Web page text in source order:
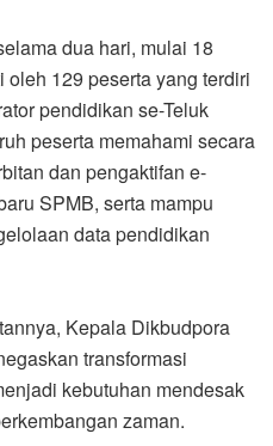
dua hari, mulai 18
129 peserta yang terdiri
pendidikan se-Teluk
peserta memahami secara
dan pengaktifan e-
SPMB, serta mampu
data pendidikan
Kepala Dikbudpora
transformasi
kebutuhan mendesak
zaman.